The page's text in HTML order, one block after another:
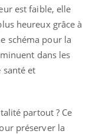
est faible, elle
heureux grâce à
schéma pour la
dans les
et
partout ? Ce
préserver la